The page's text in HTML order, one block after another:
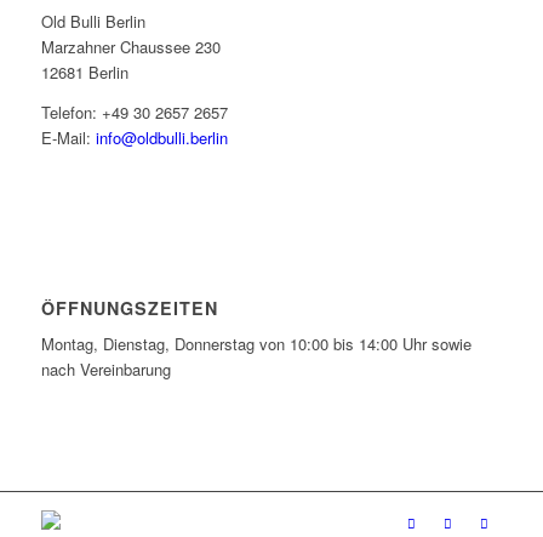
Old Bulli Berlin
Marzahner Chaussee 230
12681 Berlin
Telefon: +49 30 2657 2657
E-Mail: info@oldbulli.berlin
ÖFFNUNGSZEITEN
Montag, Dienstag, Donnerstag von 10:00 bis 14:00 Uhr sowie
nach Vereinbarung